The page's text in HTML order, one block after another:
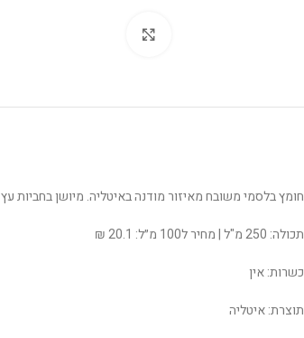
חומץ בלסמי משובח מאיזור מודנה באיטליה. מיושן בחביות עץ 3 שנים. טעמו מתקתק מעט ומרוכז. מתאים לסלטים, בשרים וכריכים
תכולה: 250 מ"ל | מחיר ל100 מ״ל: 20.1 ₪
כשרות: אין
תוצרת: איטליה